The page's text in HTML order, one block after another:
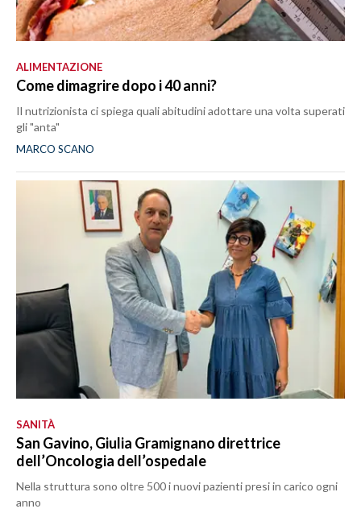
ALIMENTAZIONE
Come dimagrire dopo i 40 anni?
Il nutrizionista ci spiega quali abitudini adottare una volta superati
gli "anta"
MARCO SCANO
SANITÀ
San Gavino, Giulia Gramignano direttrice
dell’Oncologia dell’ospedale
Nella struttura sono oltre 500 i nuovi pazienti presi in carico ogni
anno